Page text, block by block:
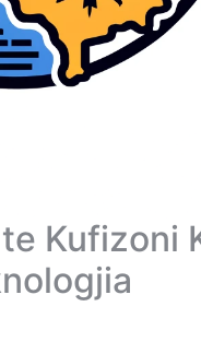
Kufizoni